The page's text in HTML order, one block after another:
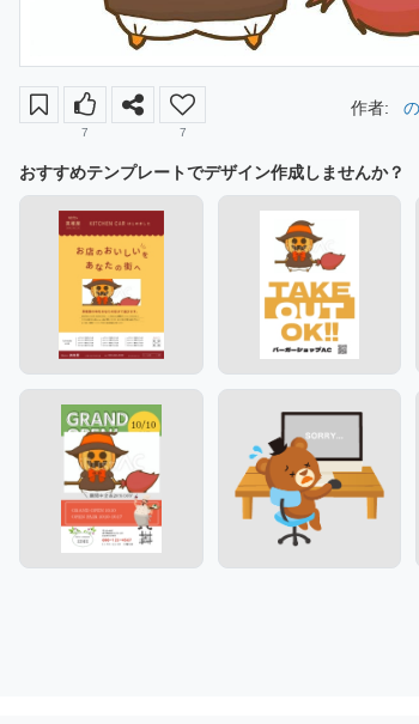
7 7
作者:
おすすめテンプレートでデザイン作成しませんか？